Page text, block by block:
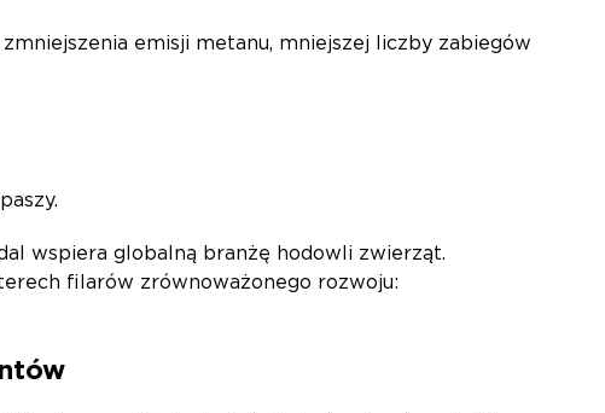
emisji metanu, mniejszej liczby zabiegów
wspiera globalną branżę hodowli zwierząt.
filarów zrównoważonego rozwoju: